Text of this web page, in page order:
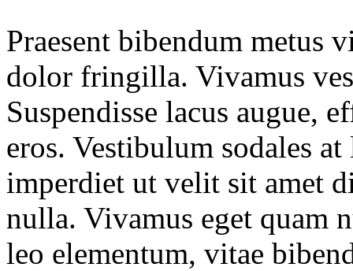
Praesent bibendum metus
dolor fringilla. Vivamus
Suspendisse lacus augue,
eros. Vestibulum sodales
imperdiet ut velit sit amet
nulla. Vivamus eget quam
leo elementum, vitae